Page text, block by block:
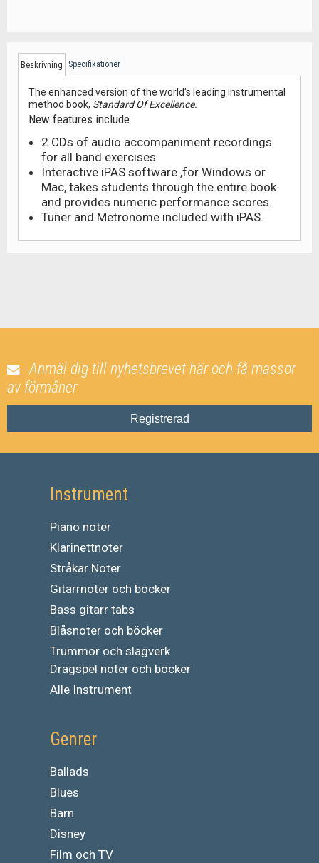
Beskrivning Specifikationer
The enhanced version of the world's leading instrumental
method book, Standard Of Excellence.
New features include
2 CDs of audio accompaniment recordings
for all band exercises
Interactive iPAS software ,for Windows or
Mac, takes students through the entire book
and provides numeric performance scores.
Tuner and Metronome included with iPAS.
Anmäl dig till nyhetsbrevet här och få massor
av förmåner
Registrerad
Instrument
Piano noter
Klarinettnoter
Stråkar Noter
Gitarrnoter och böcker
Bass gitarr tabs
Blåsnoter och böcker
Trummor och slagverk
Dragspel noter och böcker
Alle Instrument
Genrer
Ballads
Blues
Barn
Disney
Film och TV